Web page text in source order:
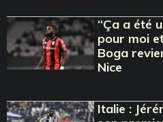
‘‘Ça a été
pour moi
Boga
Nice
Italie :